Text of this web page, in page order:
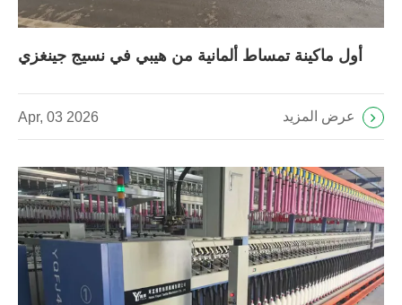
أول ماكينة تمساط ألمانية من هيبي في نسيج جينغزي
Apr, 03 2026 عرض المزيد